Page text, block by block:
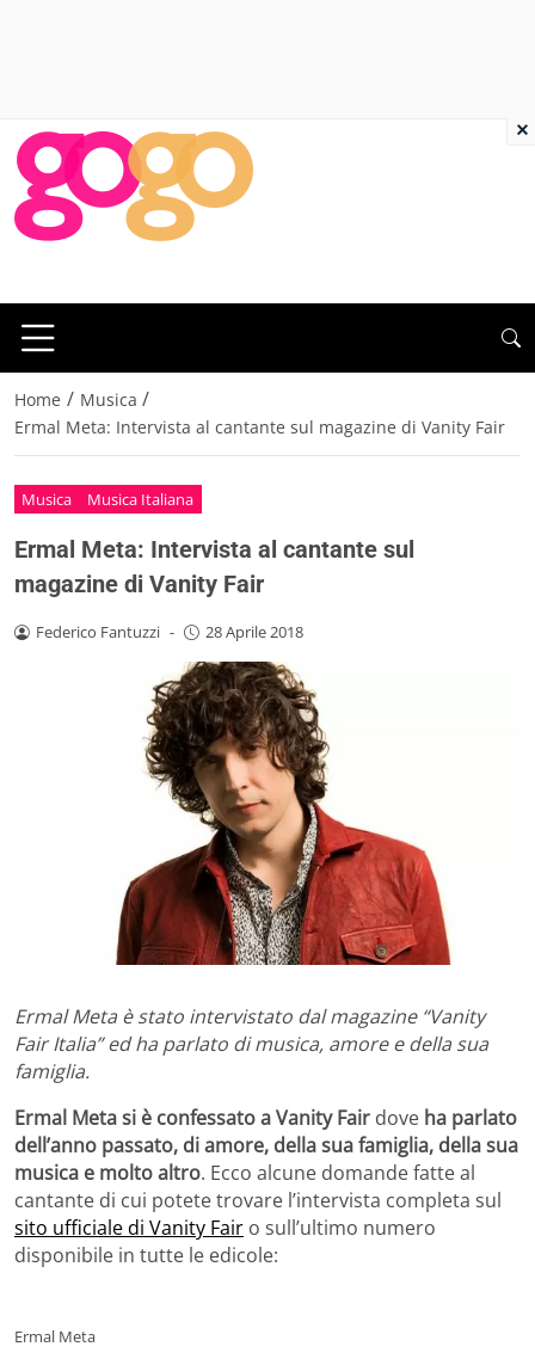
Home / Musica /
Ermal Meta: Intervista al cantante sul magazine di Vanity Fair
Musica Musica Italiana
Ermal Meta: Intervista al cantante sul
magazine di Vanity Fair
Federico Fantuzzi - 28 Aprile 2018
Ermal Meta è stato intervistato dal magazine “Vanity
Fair Italia” ed ha parlato di musica, amore e della sua
famiglia.
Ermal Meta si è confessato a Vanity Fair dove ha parlato
dell’anno passato, di amore, della sua famiglia, della sua
musica e molto altro. Ecco alcune domande fatte al
cantante di cui potete trovare l’intervista completa sul
sito ufficiale di Vanity Fair o sull’ultimo numero
disponibile in tutte le edicole:
Ermal Meta
×